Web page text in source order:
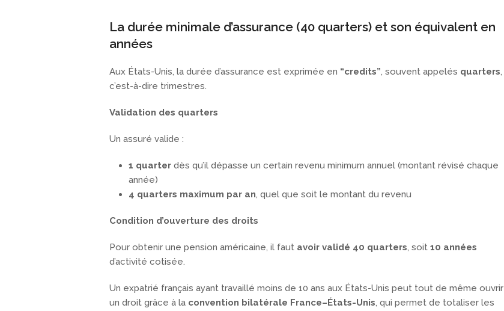
La durée minimale d’assurance (40 quarters) et son équivalent en
années
Aux États-Unis, la durée d’assurance est exprimée en “credits”, souvent appelés quarters,
c’est-à-dire trimestres.
Validation des quarters
Un assuré valide :
1 quarter dès qu’il dépasse un certain revenu minimum annuel (montant révisé chaque
année)
4 quarters maximum par an, quel que soit le montant du revenu
Condition d’ouverture des droits
Pour obtenir une pension américaine, il faut avoir validé 40 quarters, soit 10 années
d’activité cotisée.
Un expatrié français ayant travaillé moins de 10 ans aux États-Unis peut tout de même ouvrir
un droit grâce à la convention bilatérale France–États-Unis, qui permet de totaliser les